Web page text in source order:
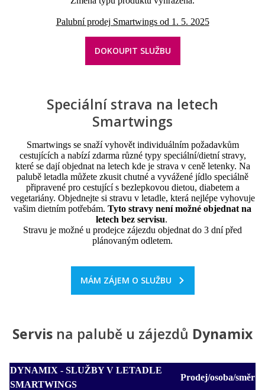
Palubní prodej Smartwings od 1. 5. 2025
DOKOUPIT SLUŽBU
Speciální strava na letech
Smartwings
Smartwings se snaží vyhovět individuálním požadavkům
cestujících a nabízí zdarma různé typy speciální/dietní stravy,
které se dají objednat na letech kde je strava v ceně letenky. Na
palubě letadla můžete zkusit chutné a vyvážené jídlo speciálně
připravené pro cestující s bezlepkovou dietou, diabetem a
vegetariány. Objednejte si stravu v letadle, která nejlépe vyhovuje
vašim dietním potřebám. Tyto stravy není možné objednat na
letech bez servisu.
Stravu je možné u prodejce zájezdu objednat do 3 dní před
plánovaným odletem.
MÁM ZÁJEM O SLUŽBU
Servis na palubě u zájezdů Dynamix
DYNAMIX - SLUŽBY V LETADLE
SMARTWINGS
Prodej/osoba/směr